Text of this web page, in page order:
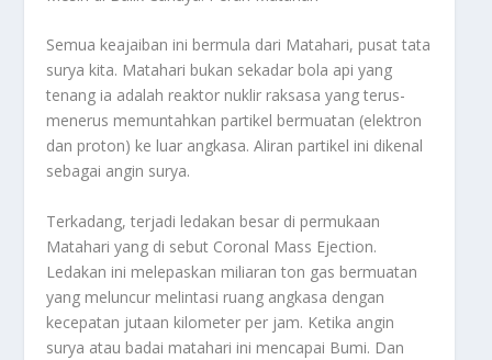
Semua keajaiban ini bermula dari Matahari, pusat tata
surya kita. Matahari bukan sekadar bola api yang
tenang ia adalah reaktor nuklir raksasa yang terus-
menerus memuntahkan partikel bermuatan (elektron
dan proton) ke luar angkasa. Aliran partikel ini dikenal
sebagai angin surya.
Terkadang, terjadi ledakan besar di permukaan
Matahari yang di sebut Coronal Mass Ejection.
Ledakan ini melepaskan miliaran ton gas bermuatan
yang meluncur melintasi ruang angkasa dengan
kecepatan jutaan kilometer per jam. Ketika angin
surya atau badai matahari ini mencapai Bumi. Dan